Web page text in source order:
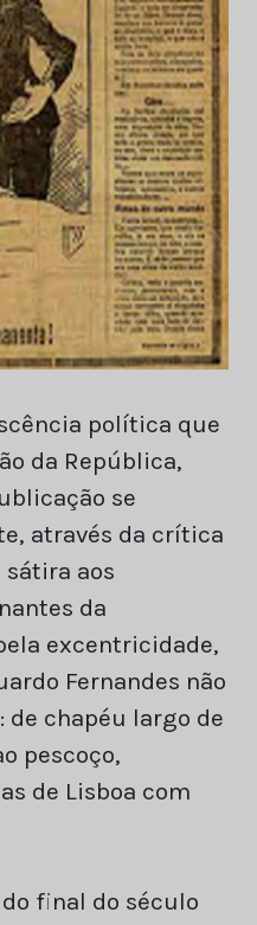
política que
da República,
se
através da crítica
aos
da
excentricidade,
Fernandes não
de chapéu largo de
pescoço,
de Lisboa com
final do século